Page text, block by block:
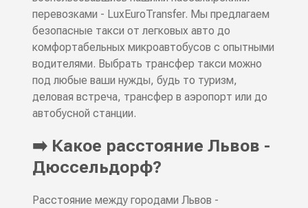
перевозками - LuxEuroTransfer. Мы предлагаем
безопасные такси от легковых авто до
комфортабельных микроавтобусов с опытными
водителями. Выбрать трансфер такси можно
под любые ваши нужды, будь то туризм,
деловая встреча, трансфер в аэропорт или до
автобусной станции.
➡️ Какое расстояние Львов -
Дюссельдорф?
Расстояние между городами Львов -